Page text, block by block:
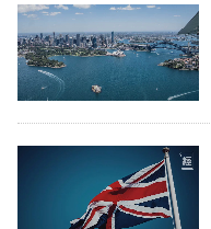
訂
閱
專
區